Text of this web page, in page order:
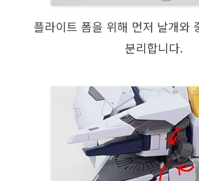
플라이트 폼을 위해 먼저 날개와
분리합니다.